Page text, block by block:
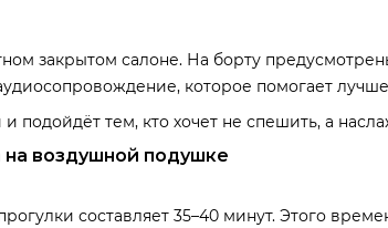
закрытом салоне. На борту
которое помогает
подойдёт тем, кто хочет не спешить, а
на воздушной подушке
составляет 35–40 минут. Этого